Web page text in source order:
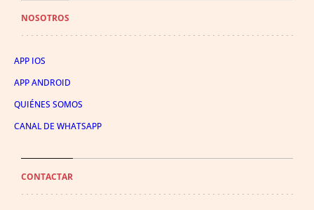
NOSOTROS
APP IOS
APP ANDROID
QUIÉNES SOMOS
CANAL DE WHATSAPP
CONTACTAR